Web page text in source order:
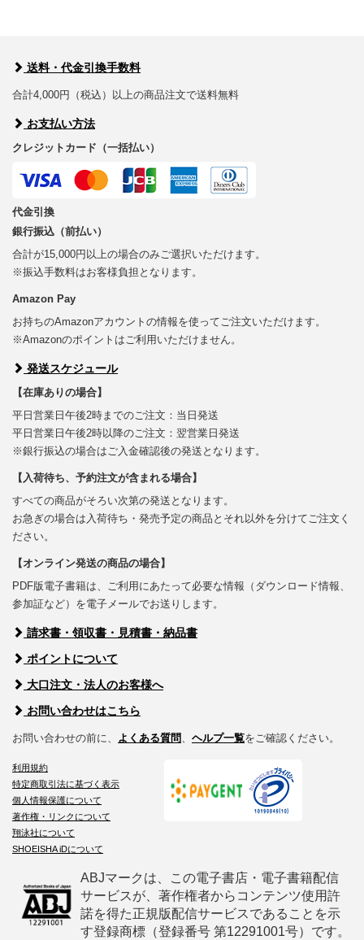
送料・代金引換手数料
合計4,000円（税込）以上の商品注文で送料無料
お支払い方法
クレジットカード（一括払い）
代金引換
銀行振込（前払い）
合計が15,000円以上の場合のみご選択いただけます。
※振込手数料はお客様負担となります。
Amazon Pay
お持ちのAmazonアカウントの情報を使ってご注文いただけます。
※Amazonのポイントはご利用いただけません。
発送スケジュール
【在庫ありの場合】
平日営業日午後2時までのご注文：当日発送
平日営業日午後2時以降のご注文：翌営業日発送
※銀行振込の場合はご入金確認後の発送となります。
【入荷待ち、予約注文が含まれる場合】
すべての商品がそろい次第の発送となります。
お急ぎの場合は入荷待ち・発売予定の商品とそれ以外を分けてご注文く
ださい。
【オンライン発送の商品の場合】
PDF版電子書籍は、ご利用にあたって必要な情報（ダウンロード情報、
参加証など）を電子メールでお送りします。
請求書・領収書・見積書・納品書
ポイントについて
大口注文・法人のお客様へ
お問い合わせはこちら
お問い合わせの前に、 よくある質問、 ヘルプ一覧をご確認ください。
利用規約
特定商取引法に基づく表示
個人情報保護について
著作権・リンクについて
翔泳社について
SHOEISHA iDについて
ABJマークは、この電子書店・電子書籍配信
サービスが、著作権者からコンテンツ使用許
諾を得た正規版配信サービスであることを示
す登録商標（登録番号 第12291001号）です。